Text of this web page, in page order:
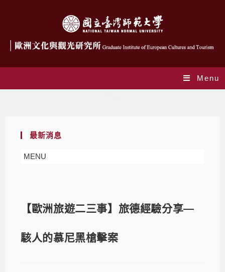
Menu
最新消息
MENU
【歐洲旅遊二三事】旅德經驗分享—
駭人的慕尼黑槍擊案